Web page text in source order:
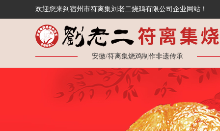
欢迎您来到宿州市符离集刘老二烧鸡有限公司企业网站！
安徽/符离集烧鸡制作非遗传承